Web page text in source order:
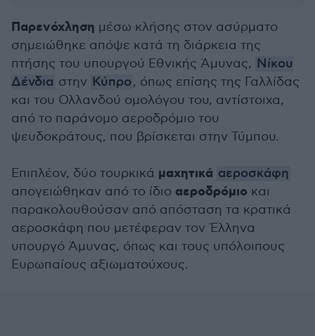
Παρενόχληση μέσω κλήσης στον ασύρματο
σημειώθηκε απόψε κατά τη διάρκεια της
πτήσης του υπουργού Εθνικής Άμυνας, Νίκου
Δένδια στην Κύπρο, όπως επίσης της Γαλλίδας
και του Ολλανδού ομολόγου του, αντίστοιχα,
από το παράνομο αεροδρόμιο του
ψευδοκράτους, που βρίσκεται στην Τύμπου.
Επιπλέον, δύο τουρκικά μαχητικά αεροσκάφη
απογειώθηκαν από το ίδιο αεροδρόμιο και
παρακολουθούσαν από απόσταση τα κρατικά
αεροσκάφη που μετέφεραν τον Έλληνα
υπουργό Άμυνας, όπως και τους υπόλοιπους
Ευρωπαίους αξιωματούχους.